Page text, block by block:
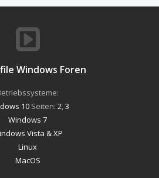
Windows Foren
10Seiten: 2 3
Windows 7
Vista & XP
Linux
MacOS